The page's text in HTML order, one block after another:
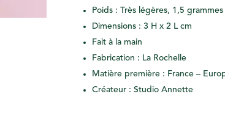
Poids : Très légères, 1,5
Dimensions : 3 H x 2 L cm
Fait à la main
Fabrication : La Rochelle
Matière première : France –
Créateur : Studio Annette